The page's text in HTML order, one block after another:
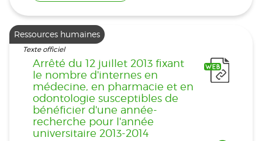
Ressources humaines
Texte officiel
Arrêté du 12 juillet 2013 fixant
le nombre d'internes en
médecine, en pharmacie et en
odontologie susceptibles de
bénéficier d'une année-
recherche pour l'année
universitaire 2013-2014